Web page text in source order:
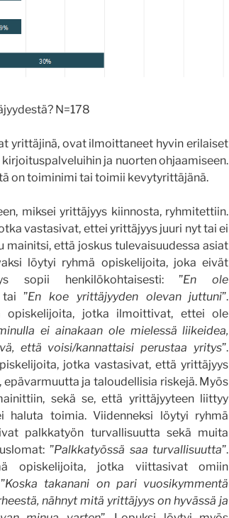
N=178
yrittäjinä, ovat ilmoittaneet hyvin erilaiset
ja nuorten ohjaamiseen.
on toiminimi tai toimii kevytyrittäjänä.
miksei yrittäjyys kiinnosta, ryhmitettiin.
vastasivat, ettei yrittäjyys juuri nyt tai ei
mainitsi, että joskus tulevaisuudessa asiat
löytyi ryhmä opiskelijoita, joka eivät
sopii henkilökohtaisesti: ”En ole
”En koe yrittäjyyden olevan juttuni”.
opiskelijoita, jotka ilmoittivat, ettei ole
ei ainakaan ole mielessä liikeidea,
että voisi/kannattaisi perustaa yritys”.
jotka vastasivat, että yrittäjyys
ja taloudellisia riskejä. Myös
sekä se, että yrittäjyyteen liittyy
haluta toimia. Viidenneksi löytyi ryhmä
palkkatyön turvallisuutta sekä muita
”Palkkatyössä saa turvallisuutta”.
opiskelijoita, jotka viittasivat omiin
Koska takanani on pari vuosikymmentä
nähnyt mitä yrittäjyys on hyvässä ja